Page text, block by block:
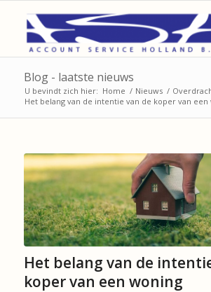
Blog - laatste nieuws
U bevindt zich hier: Home / Nieuws /
Het belang van de intentie van de koper van een
Het belang van de
koper van een woning